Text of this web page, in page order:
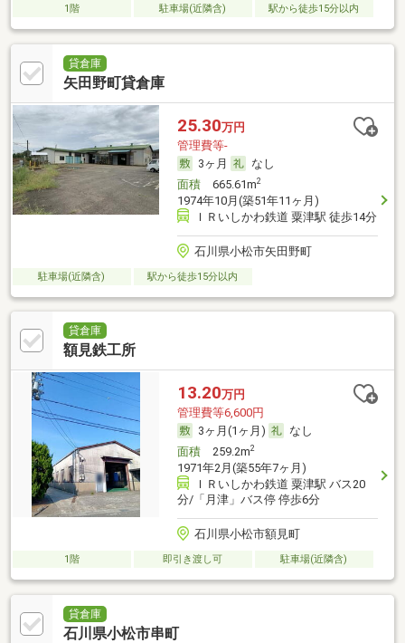
1階 駐車場(近隣含) 駅から徒歩15分以内
貸倉庫
矢田野町貸倉庫
25.30万円
管理費等-
3ヶ月
なし
面積665.61m2
1974年10月(築51年11ヶ月)
ＩＲいしかわ鉄道 粟津駅 徒歩14分
石川県小松市矢田野町
駐車場(近隣含) 駅から徒歩15分以内
貸倉庫
額見鉄工所
13.20万円
管理費等6,600円
3ヶ月(1ヶ月)
なし
面積259.2m2
1971年2月(築55年7ヶ月)
ＩＲいしかわ鉄道 粟津駅 バス20
分/「月津」バス停 停歩6分
石川県小松市額見町
1階 即引き渡し可 駐車場(近隣含)
貸倉庫
石川県小松市串町